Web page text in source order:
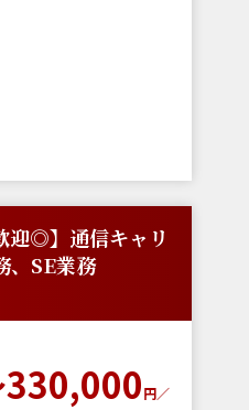
迎◎】通信キャリ
、SE業務
円／